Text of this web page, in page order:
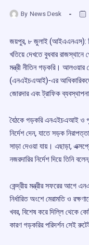
By News Desk
জয়পুর, ৮ জুলাই (আইএএনএস):
খতিয়ে দেখতে বুধবার
মন্ত্রী নীতিন গড়করি। আলওয়ার
(এনএইচএআই)-এর আধিকারিকদের
জোরদার এবং ট্রাফিক
বৈঠকে গড়করি এনএইচএআই ও
নির্দেশ দেন, যাতে সড়ক
সাড়া দেওয়া যায়। এছাড়া,
নজরদারির নির্দেশ দিয়ে তিনি
কেন্দ্রীয় মন্ত্রীর সফরের আগে
নির্ধারিত অংশে মেরামতি ও
খবর, বিশেষ করে দিল্লি থেকে
কারণ গড়করির পরিদর্শন সেই